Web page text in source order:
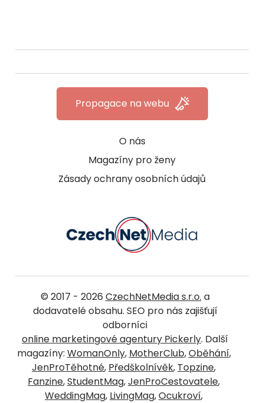
O nás
Magazíny pro ženy
Zásady ochrany osobních údajů
Propagace na webu
© 2017 - 2026 CzechNetMedia s.r.o. a
dodavatelé obsahu. SEO pro nás zajišťují
odborníci
online marketingové agentury Pickerly. Další
magazíny: WomanOnly, MotherClub,Oběhání,
JenProTěhotné, Předškolnívěk, Topzine,
Fanzine,StudentMag,JenProCestovatele,
WeddingMag, LivingMag,Ocukroví,